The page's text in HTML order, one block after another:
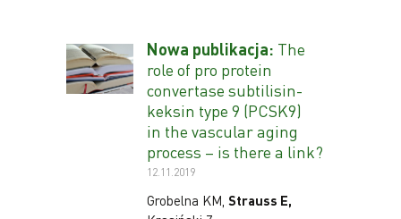
Nowa publikacja: The
role of pro protein
convertase subtilisin-
keksin type 9 (PCSK9)
in the vascular aging
process – is there a link?
12.11.2019
Grobelna KM, Strauss E,